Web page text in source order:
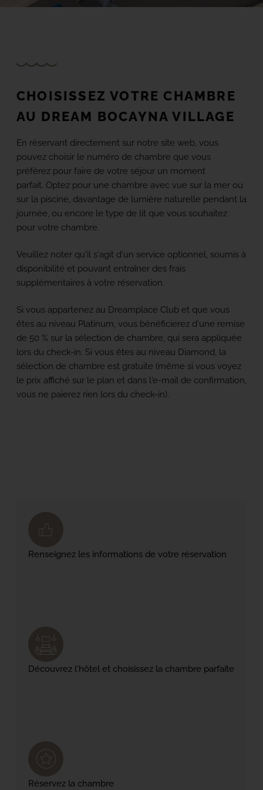
AFFICHER TOUS LES HÔTELS ET TOUTES
CHOISISSEZ VOTRE CHAMBRE
AU DREAM BOCAYNA VILLAGE
En réservant directement sur notre site web, vous
pouvez choisir le numéro de chambre que vous
préférez pour faire de votre séjour un moment
parfait. Optez pour une chambre avec vue sur la mer ou
sur la piscine, davantage de lumière naturelle pendant la
journée, ou encore le type de lit que vous souhaitez
pour votre chambre.
Veuillez noter qu'il s'agit d'un service optionnel, soumis à
disponibilité et pouvant entraîner des frais
supplémentaires à votre réservation.
Si vous appartenez au Dreamplace Club et que vous
êtes au niveau Platinum, vous bénéficierez d'une remise
de 50 % sur la sélection de chambre, qui sera appliquée
lors du check-in. Si vous êtes au niveau Diamond, la
sélection de chambre est gratuite (même si vous voyez
le prix affiché sur le plan et dans l'e-mail de confirmation,
vous ne paierez rien lors du check-in).
Renseignez les informations de votre réservation
Découvrez l'hôtel et choisissez la chambre parfaite
Réservez la chambre